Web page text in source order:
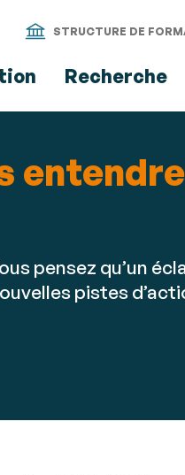
STRUCTURE DE
Recherche
pensez qu’un
pistes